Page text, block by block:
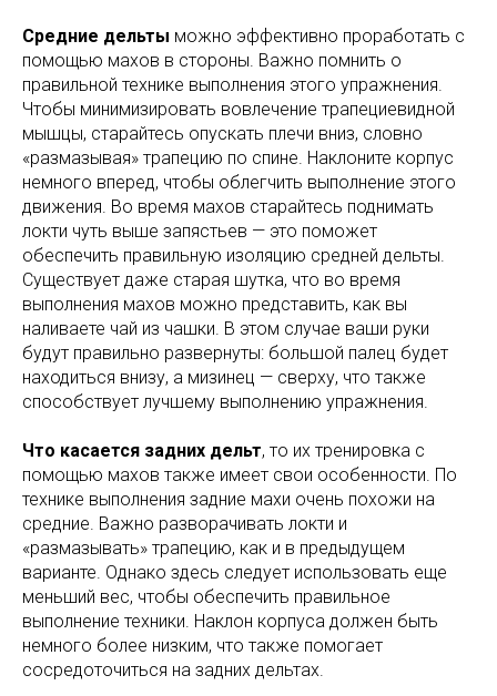
Средние дельты можно эффективно проработать с
помощью махов в стороны. Важно помнить о
правильной технике выполнения этого упражнения.
Чтобы минимизировать вовлечение трапециевидной
мышцы, старайтесь опускать плечи вниз, словно
«размазывая» трапецию по спине. Наклоните корпус
немного вперед, чтобы облегчить выполнение этого
движения. Во время махов старайтесь поднимать
локти чуть выше запястьев — это поможет
обеспечить правильную изоляцию средней дельты.
Существует даже старая шутка, что во время
выполнения махов можно представить, как вы
наливаете чай из чашки. В этом случае ваши руки
будут правильно развернуты: большой палец будет
находиться внизу, а мизинец — сверху, что также
способствует лучшему выполнению упражнения.
Что касается задних дельт, то их тренировка с
помощью махов также имеет свои особенности. По
технике выполнения задние махи очень похожи на
средние. Важно разворачивать локти и
«размазывать» трапецию, как и в предыдущем
варианте. Однако здесь следует использовать еще
меньший вес, чтобы обеспечить правильное
выполнение техники. Наклон корпуса должен быть
немного более низким, что также помогает
сосредоточиться на задних дельтах.